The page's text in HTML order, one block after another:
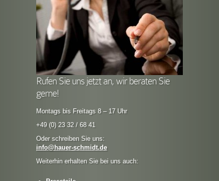
Rufen Sie uns jetzt an, wir beraten Sie
gerne!
Montags bis Freitags 8 – 17 Uhr
+49 (0) 23 32 / 68 41
Oder schreiben Sie uns:
info@hauer-schmidt.de
Weiterhin erhalten Sie bei uns auch: